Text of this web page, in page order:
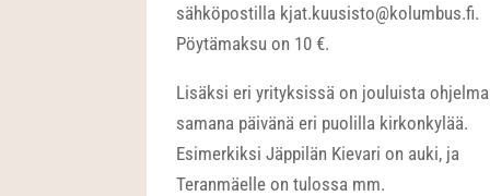
sähköpostilla kjat.kuusisto@kolumbus.fi.
Pöytämaksu on 10 €.
Lisäksi eri yrityksissä on jouluista
samana päivänä eri puolilla kirkonkylää.
Esimerkiksi Jäppilän Kievari on auki, ja
Teranmäelle on tulossa mm.